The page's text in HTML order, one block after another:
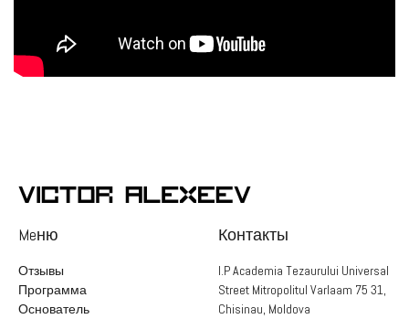
Meню
Отзывы
Программа
Основатель
Контакты
I.P Academia Tezaurului Universal
Street Mitropolitul Varlaam 75 31,
Chisinau, Moldova